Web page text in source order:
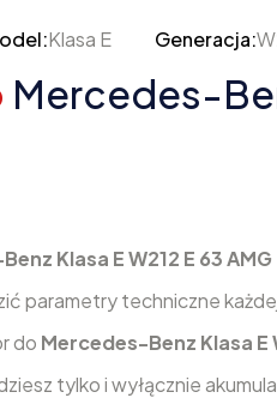
Klasa E Generacja:
Mercedes-
Klasa E W212 E 63
parametry techniczne
do Mercedes-Benz Klasa E
tylko i wyłącznie